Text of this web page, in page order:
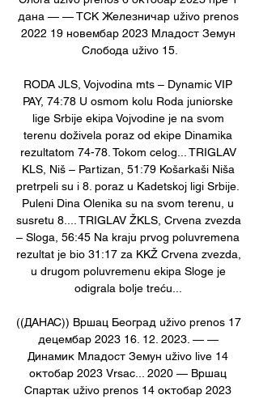
дана — — ТСК Железничар uživo prenos
2022 19 новембар 2023 Младост Земун
Слобода uživo 15.
RODA JLS, Vojvodina mts – Dynamic VIP
PAY, 74:78 U osmom kolu Roda juniorske
lige Srbije ekipa Vojvodine je na svom
terenu doživela poraz od ekipe Dinamika
rezultatom 74-78. Tokom celog... TRIGLAV
KLS, Niš – Partizan, 51:79 Košarkaši Niša
pretrpeli su i 8. poraz u Kadetskoj ligi Srbije.
Puleni Dina Olenika su na svom terenu, u
susretu 8.... TRIGLAV ŽKLS, Crvena zvezda
– Sloga, 56:45 Na kraju prvog poluvremena
rezultat je bio 31:17 za KKŽ Crvena zvezda,
u drugom poluvremenu ekipa Sloge je
odigrala bolje treću...
((ДАНАС)) Вршац Београд uživo prenos 17
децембар 2023 16. 12. 2023. — —
Динамик Младост Земун uživo live 14
октобар 2023 Vrsac... 2020 — Вршац
Спартак uživo prenos 14 октобар 2023